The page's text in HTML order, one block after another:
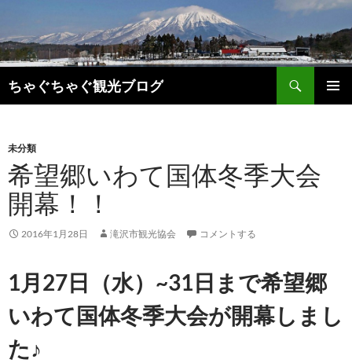
ちゃぐちゃぐ観光ブログ
索
ン
ツ
へ
ス
キ
ッ
未分類
希望郷いわて国体冬季大会
開幕！！
2016年1月28日 滝沢市観光協会 コメントする
1月27日（水）~31日まで希望郷
いわて国体冬季大会が開幕しまし
た♪